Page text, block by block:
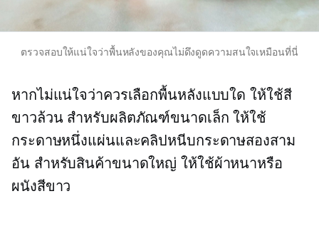
ตรวจสอบให้แน่ใจว่าพื้นหลังของคุณไม่ดึงดูดความสนใจเหมือนที่นี่
หากไม่แน่ใจว่าควรเลือกพื้นหลังแบบใด ให้ใช้สี
ขาวล้วน สำหรับผลิตภัณฑ์ขนาดเล็ก ให้ใช้
กระดาษหนึ่งแผ่นและคลิปหนีบกระดาษสองสาม
อัน สำหรับสินค้าขนาดใหญ่ ให้ใช้ผ้าหนาหรือ
ผนังสีขาว